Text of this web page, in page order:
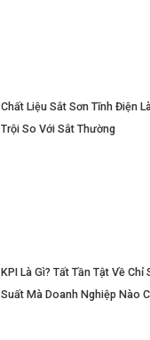
Chất Liệu Sắt Sơn Tĩnh Điện
Trội So Với Sắt Thường
KPI Là Gì? Tất Tần Tật Về
Suất Mà Doanh Nghiệp Nào